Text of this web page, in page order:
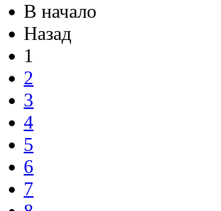
В начало
Назад
1
2
3
4
5
6
7